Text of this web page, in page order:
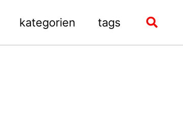
kategorien tags
Toggle